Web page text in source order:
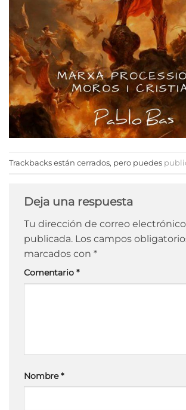
Trackbacks están cerrados, pero puedes
Deja una respuesta
Tu dirección de correo
publicada. Los campos
marcados con *
Comentario *
Nombre*